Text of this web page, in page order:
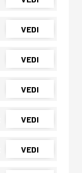
VEDI
VEDI
VEDI
VEDI
VEDI